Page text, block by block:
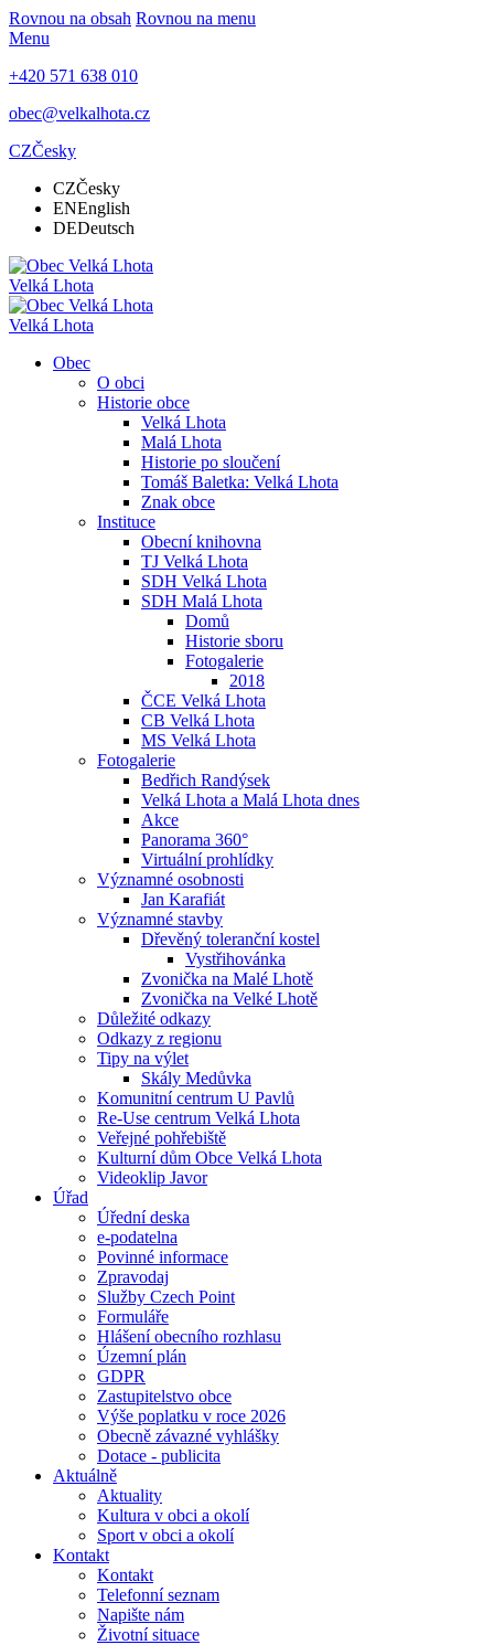
Rovnou na obsah Rovnou na menu
Menu
+420 571 638 010
obec@velkalhota.cz
CZČesky
CZČesky
ENEnglish
DEDeutsch
Velká Lhota
Velká Lhota
Obec
O obci
Historie obce
Velká Lhota
Malá Lhota
Historie po sloučení
Tomáš Baletka: Velká Lhota
Znak obce
Instituce
Obecní knihovna
TJ Velká Lhota
SDH Velká Lhota
SDH Malá Lhota
Domů
Historie sboru
Fotogalerie
2018
ČCE Velká Lhota
CB Velká Lhota
MS Velká Lhota
Fotogalerie
Bedřich Randýsek
Velká Lhota a Malá Lhota dnes
Akce
Panorama 360°
Virtuální prohlídky
Významné osobnosti
Jan Karafiát
Významné stavby
Dřevěný toleranční kostel
Vystřihovánka
Zvonička na Malé Lhotě
Zvonička na Velké Lhotě
Důležité odkazy
Odkazy z regionu
Tipy na výlet
Skály Medůvka
Komunitní centrum U Pavlů
Re-Use centrum Velká Lhota
Veřejné pohřebiště
Kulturní dům Obce Velká Lhota
Videoklip Javor
Úřad
Úřední deska
e-podatelna
Povinné informace
Zpravodaj
Služby Czech Point
Formuláře
Hlášení obecního rozhlasu
Územní plán
GDPR
Zastupitelstvo obce
Výše poplatku v roce 2026
Obecně závazné vyhlášky
Dotace - publicita
Aktuálně
Aktuality
Kultura v obci a okolí
Sport v obci a okolí
Kontakt
Kontakt
Telefonní seznam
Napište nám
Životní situace